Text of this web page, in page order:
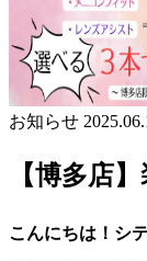
お知らせ
【博多店
こんにちは！シ